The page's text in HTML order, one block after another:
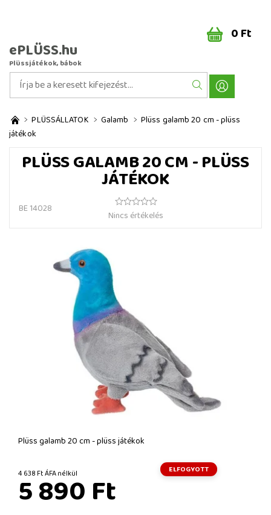
ePLÜSS.hu
Plüssjátékok, bábok
0 Ft
PLÜSSÁLLATOK Galamb
Plüss galamb 20 cm - plüss
játékok
PLÜSS GALAMB 20 CM - PLÜSS
JÁTÉKOK
BE 14028
Nincs értékelés
Plüss galamb 20 cm - plüss játékok
4 638 Ft ÁFA nélkül ELFOGYOTT
5 890 Ft